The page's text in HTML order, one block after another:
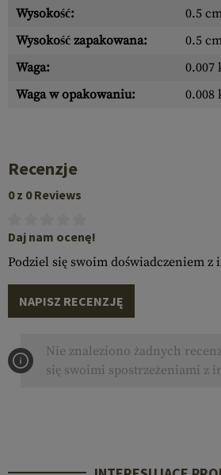
Wysokość:
0.5
Wysokość zapakowana:
0.5
Waga:
0.007
Waga w opakowaniu:
0.008
Recenzje
0 z 0 Reviews
Daj nam ocenę!
Podziel się swoim doświadczeniem
NAPISZ RECENZJĘ
Nie znaleziono żadnych
się swoimi spostrzeżeniami z